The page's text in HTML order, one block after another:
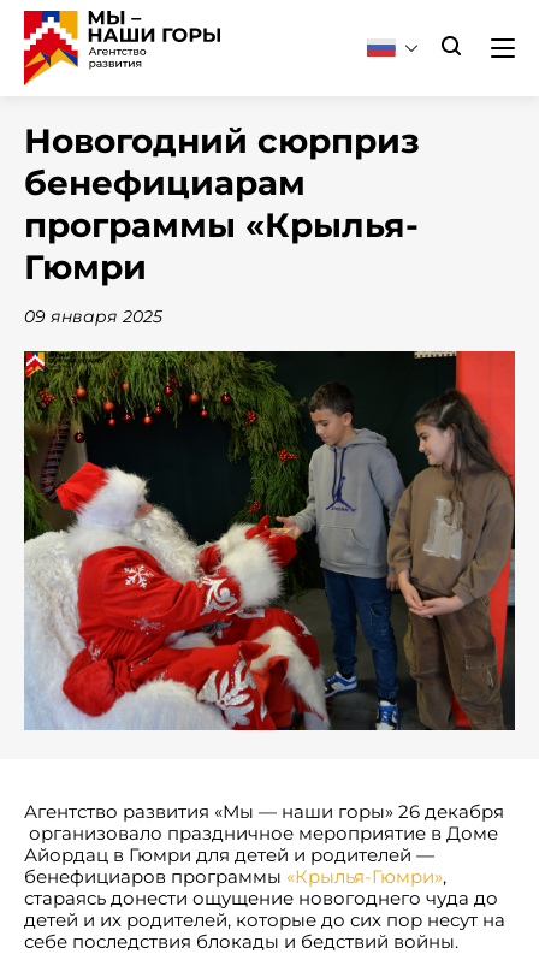
Новогодний сюрприз
бенефициарам
программы «Крылья-
Гюмри
09 января 2025
Агентство развития «Мы — наши горы» 26 декабря
организовало праздничное мероприятие в Доме
Айордац в Гюмри для детей и родителей —
бенефициаров программы «Крылья-Гюмри»,
стараясь донести ощущение новогоднего чуда до
детей и их родителей, которые до сих пор несут на
себе последствия блокады и бедствий войны.